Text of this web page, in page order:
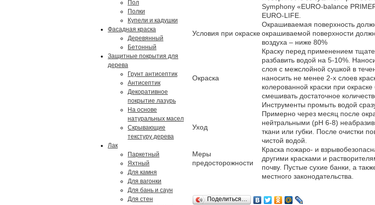
Пол
Полки
Купели и кадушки
Фасадная краска
Деревянный
Бетонный
Защитные покрытия для
дерева
Грунт антисептик
Антисептик
Декоративное
покрытие лазурь
На основе
натуральных масел
Скрывающие
текстуру дерева
Лак
Паркетный
Яхтный
Для камня
Для вагонки
Для бань и саун
Для стен
Symphony «EURO-balance
EURO-LIFE.
Условия при окраске
Окрашиваемая поверхность
окрашиваемой поверхности
воздуха – ниже 80%
Окраска
Краску перед применением
разбавить водой на 5-10%.
слоя с межслойной сушкой в
наносить не менее 2-х слоев
колерованной краски при
смешивать достаточное
Инструменты промыть водой
Уход
Примерно через месяц после
нейтральными (рН 6-8)
ткани или губки. После очистки
чистой водой.
Меры
предосторожности
Краска пожаро- и
другими красками и
почву. Пустые сухие банки, а
местного законодательства.
Поделиться…